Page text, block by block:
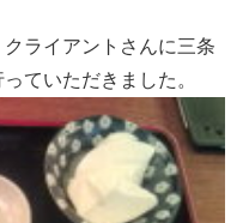
ライアントさんに三条
ていただきました。